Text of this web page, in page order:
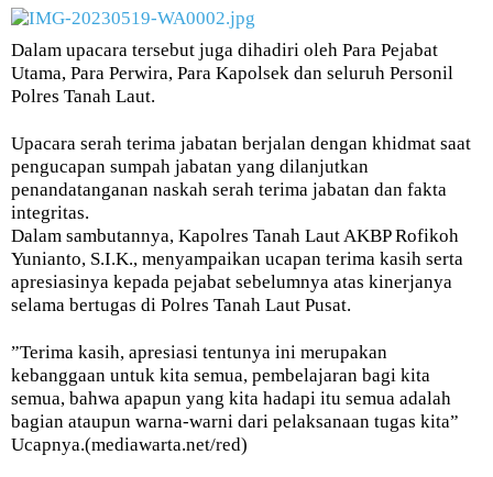
Dalam upacara tersebut juga dihadiri oleh Para Pejabat
Utama, Para Perwira, Para Kapolsek dan seluruh Personil
Polres Tanah Laut.
Upacara serah terima jabatan berjalan dengan khidmat saat
pengucapan sumpah jabatan yang dilanjutkan
penandatanganan naskah serah terima jabatan dan fakta
integritas.
Dalam sambutannya, Kapolres Tanah Laut AKBP Rofikoh
Yunianto, S.I.K., menyampaikan ucapan terima kasih serta
apresiasinya kepada pejabat sebelumnya atas kinerjanya
selama bertugas di Polres Tanah Laut Pusat.
”Terima kasih, apresiasi tentunya ini merupakan
kebanggaan untuk kita semua, pembelajaran bagi kita
semua, bahwa apapun yang kita hadapi itu semua adalah
bagian ataupun warna-warni dari pelaksanaan tugas kita”
Ucapnya.(mediawarta.net/red)